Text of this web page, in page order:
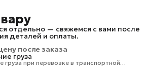
отдельно — свяжемся с вами после
деталей и оплаты.
после заказа
груза
груза при перевозке в транспортной
от стоимости груза.